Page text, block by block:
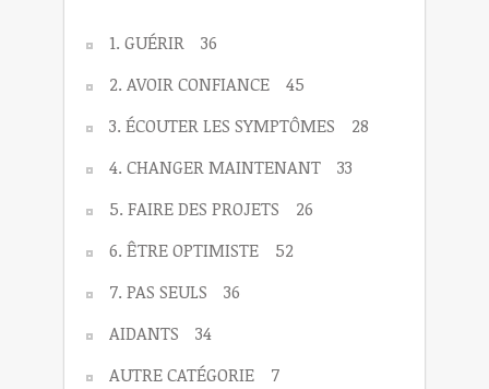
1. GUÉRIR
36
2. AVOIR CONFIANCE
45
3. ÉCOUTER LES SYMPTÔMES
28
4. CHANGER MAINTENANT
33
5. FAIRE DES PROJETS
26
6. ÊTRE OPTIMISTE
52
7. PAS SEULS
36
AIDANTS
34
AUTRE CATÉGORIE
7